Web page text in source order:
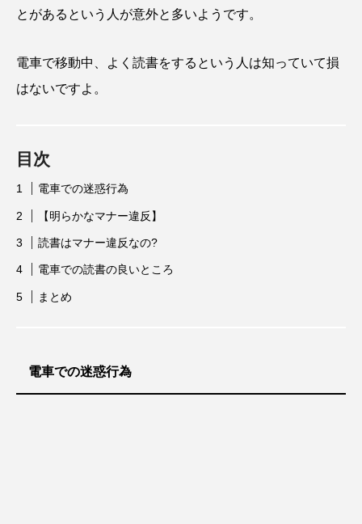
とがあるという人が意外と多いようです。
電車で移動中、よく読書をするという人は知っていて損
はないですよ。
目次
電車での迷惑行為
【明らかなマナー違反】
読書はマナー違反なの?
電車での読書の良いところ
まとめ
電車での迷惑行為